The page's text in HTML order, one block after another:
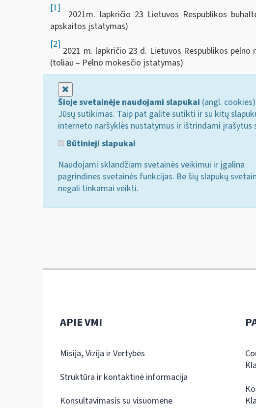
[1]
2021m. lapkričio 23 Lietuvos Respublikos
apskaitos įstatymas)
[2]
2021 m. lapkričio 23 d. Lietuvos Respublikos
(toliau – Pelno mokesčio įstatymas)
Šioje svetainėje naudojami slapukai (angl.
Jūsų sutikimas. Taip pat galite sutikti ir su kitų
interneto naršyklės nustatymus ir ištrindami įrašytus
Būtinieji slapukai
Naudojami sklandžiam svetainės veikimui ir įgalina
pagrindines svetainės funkcijas. Be šių slapukų
negali tinkamai veikti.
APIE VMI
Misija, Vizija ir Vertybės
Struktūra ir kontaktinė informacija
Konsultavimasis su visuomene